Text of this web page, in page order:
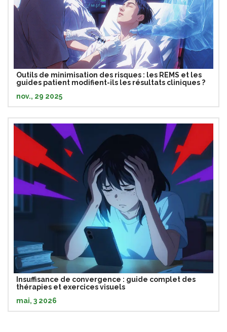
Outils de minimisation des risques : les REMS et les
guides patient modifient-ils les résultats cliniques ?
nov., 29 2025
Insuffisance de convergence : guide complet des
thérapies et exercices visuels
mai, 3 2026